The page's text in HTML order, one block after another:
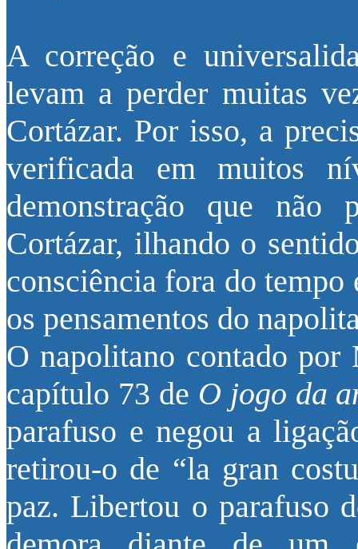
A correção e
levam a perder muitas
Cortázar. Por isso, a
verificada em muitos
demonstração que não
Cortázar, ilhando o
consciência fora do
os pensamentos do
O napolitano contado
capítulo 73 de O jogo da
parafuso e negou a
retirou-o de “la gran
paz. Libertou o parafuso